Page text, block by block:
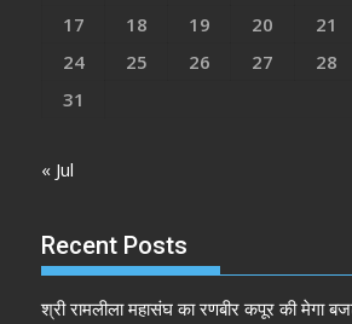
17
18 19 20 21
24
25 26 27 28
31
« Jul
Recent Posts
श्री रामलीला महासंघ का रणबीर कपूर की मेगा